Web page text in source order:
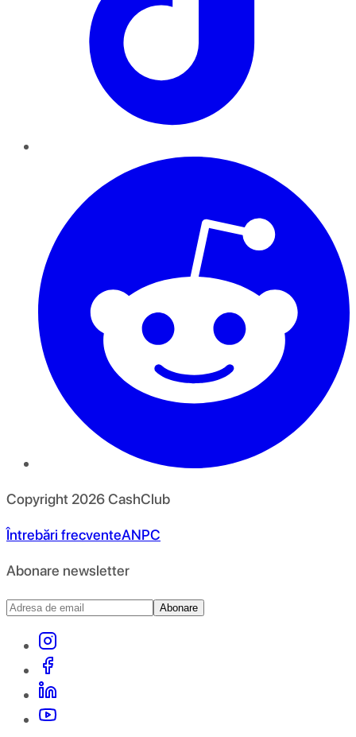
Copyright 2026CashClub
Întrebări frecventeANPC
Abonare newsletter
Abonare